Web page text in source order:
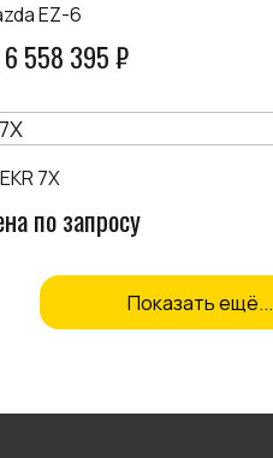
EZ-6
6 558 395 ₽
7X
по запросу
Показать ещё...